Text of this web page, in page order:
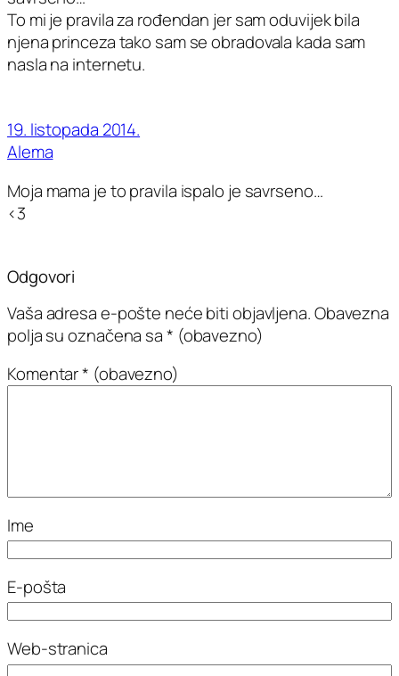
To mi je pravila za rođendan jer sam oduvijek bila
njena princeza tako sam se obradovala kada sam
nasla na internetu.
19. listopada 2014.
Alema
Moja mama je to pravila ispalo je savrseno…
<3
Odgovori
Vaša adresa e-pošte neće biti objavljena.Obavezna
polja su označena sa* (obavezno)
Komentar* (obavezno)
Ime
E-pošta
Web-stranica